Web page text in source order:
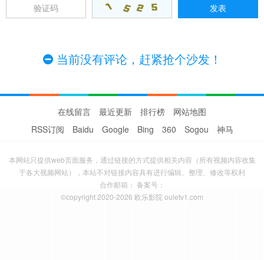
当前没有评论，赶紧抢个沙发！
在线留言 最近更新 排行榜
网站地图
RSS订阅
Baidu Google Bing 360 Sogou 神马
本网站只提供web页面服务，通过链接的方式提供相关内容（所有视频内容收集
于各大视频网站），本站不对链接内容具有进行编辑、整理、修改等权利
合作邮箱： 备案号：
©copyright 2020-2026 欧乐影院 ouletv1.com